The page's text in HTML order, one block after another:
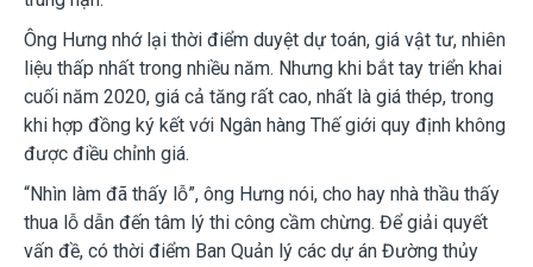
Ông Hưng nhớ lại thời điểm duyệt dự toán, giá vật tư, nhiên
liệu thấp nhất trong nhiều năm. Nhưng khi bắt tay triển khai
cuối năm 2020, giá cả tăng rất cao, nhất là giá thép, trong
khi hợp đồng ký kết với Ngân hàng Thế giới quy định không
được điều chỉnh giá.
“Nhìn làm đã thấy lỗ”, ông Hưng nói, cho hay nhà thầu thấy
thua lỗ dẫn đến tâm lý thi công cầm chừng. Để giải quyết
vấn đề, có thời điểm Ban Quản lý các dự án Đường thủy